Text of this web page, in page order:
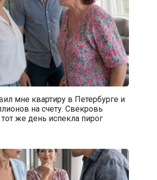
мне квартиру в Петербурге и
на счету. Свекровь
же день испекла пирог